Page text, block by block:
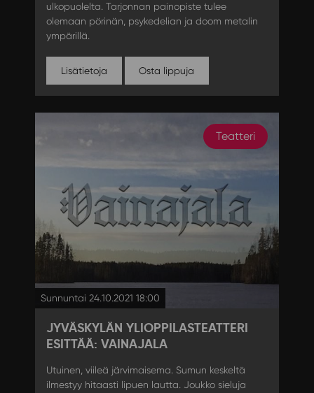
ulkopuolelta. Tarjonnan painopiste tulee
olemaan pörinän, psykedelian ja doom metalin
ympärillä.
Lisätietoja Osta lippuja
Teatteri
Sunnuntai 24.10.2021 18:00
JYVÄSKYLÄN YLIOPPILASTEATTERI
ESITTÄÄ: VAINAJALA
Utuinen, viileä järvimaisema. Sumun keskeltä
ilmestyy hitaasti lipuen lautta. Joukko sieluja